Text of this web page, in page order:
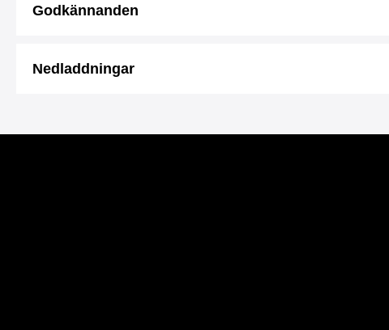
Godkännanden
Nedladdningar